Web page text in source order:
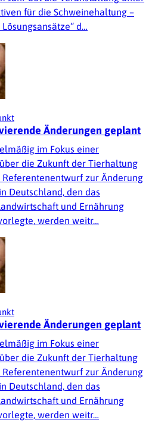
für die Schweinehaltung –
d…
Änderungen geplant
im Fokus einer
die Zukunft der Tierhaltung
zur Änderung
Deutschland, den das
und Ernährung
werden weitr…
Änderungen geplant
im Fokus einer
die Zukunft der Tierhaltung
zur Änderung
Deutschland, den das
und Ernährung
werden weitr…